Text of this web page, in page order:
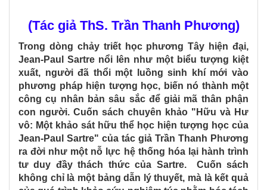
(Tác giả ThS. Trần Thanh Phương)
Trong dòng chảy triết học phương Tây hiện đại,
Jean-Paul Sartre nổi lên như một biểu tượng kiệt
xuất, người đã thổi một luồng sinh khí mới vào
phương pháp hiện tượng học, biến nó thành một
công cụ nhân bản sâu sắc để giải mã thân phận
con người. Cuốn sách chuyên khảo "Hữu và Hư
vô: Một khảo sát hữu thể học hiện tượng học của
Jean-Paul Sartre" của tác giả Trần Thanh Phương
ra đời như một nỗ lực hệ thống hóa lại hành trình
tư duy đầy thách thức của Sartre. Cuốn sách
không chỉ là một bảng dẫn lý thuyết, mà là kết quả